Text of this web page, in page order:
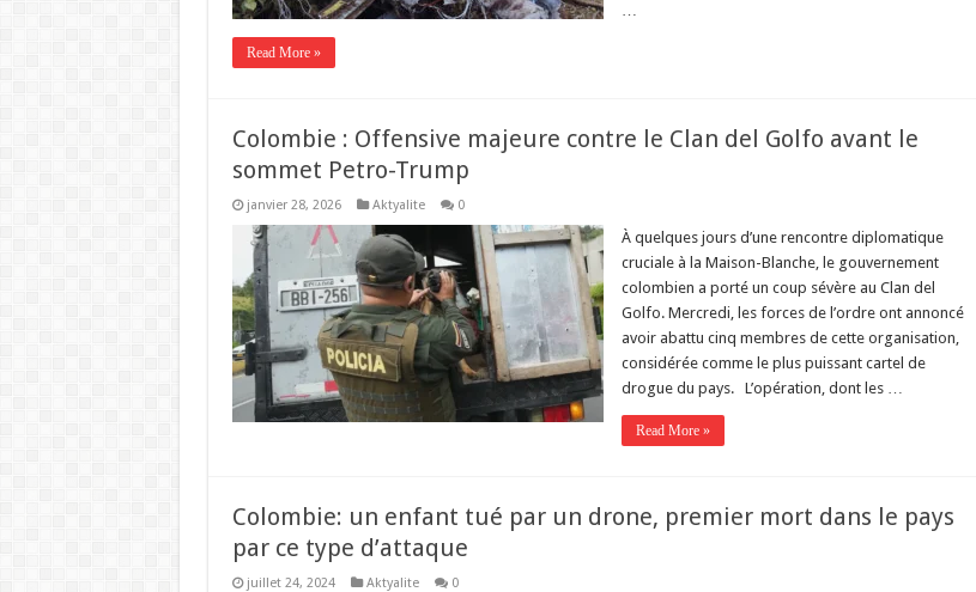
…
Read More »
Colombie : Offensive majeure contre le Clan del Golfo avant le
sommet Petro-Trump
janvier 28, 2026 Aktyalite 0
À quelques jours d’une rencontre diplomatique
cruciale à la Maison-Blanche, le gouvernement
colombien a porté un coup sévère au Clan del
Golfo. Mercredi, les forces de l’ordre ont annoncé
avoir abattu cinq membres de cette organisation,
considérée comme le plus puissant cartel de
drogue du pays. L’opération, dont les …
Read More »
Colombie: un enfant tué par un drone, premier mort dans le pays
par ce type d’attaque
juillet 24, 2024 Aktyalite 0